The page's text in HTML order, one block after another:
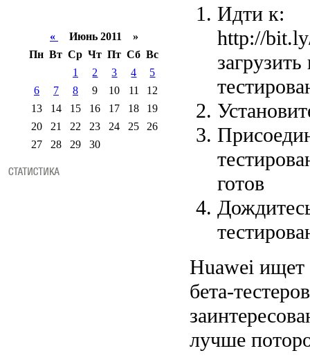
«
Июнь 2011 »
Пн Вт Ср Чт Пт Сб Вс
1
2 3 4
5
6
7 8 9 10 11
12
13
14 15 16 17 18
19
20
21 22 23 24 25
26
27
28 29 30
Идти к:
http://
готов
Huawei ищет
бета-
лучше